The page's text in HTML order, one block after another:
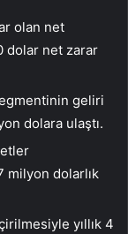
olan net
dolar net zarar
geliri
dolara ulaştı.
milyon dolarlık
yıllık 4